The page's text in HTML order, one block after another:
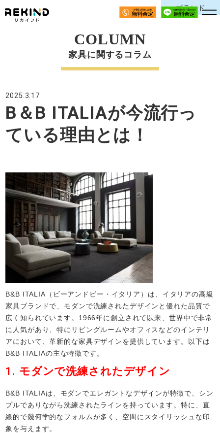
COLUMN
家具に関するコラム
2025.3.17
B＆B ITALIAが今流行っ
ている理由とは！
ブランド
B&B ITALIA（ビーアンドビー・イタリア）は、イタリアの高級
家具ブランドで、モダンで洗練されたデザインと優れた品質で
広く知られています。1966年に創立されて以来、世界中で非常
に人気があり、特にリビングルームやオフィスなどのインテリ
アにおいて、革新的な家具デザインを提供しています。以下は
B&B ITALIAの主な特徴です。
1. モダンで洗練されたデザイン
B&B ITALIAは、モダンでエレガントなデザインが特徴で、シン
プルでありながら洗練されたラインを持っています。特に、直
線的で幾何学的なフォルムが多く、空間にスタイリッシュな印
象を与えます。